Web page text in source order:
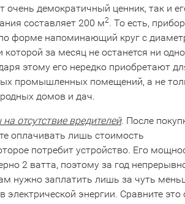
очень демократичный ценник, так и
составляет 200 м2. То есть, прибор
форме напоминающий круг с
которой за месяц не останется ни
этому его нередко приобретают
промышленных помещений, а не
домов и дач.
отсутствие вредителей. После
оплачивать лишь стоимость
потребит устройство. Его
2 ватта, поэтому за год
нужно заплатить лишь за чуть
электрической энергии. Сравните это